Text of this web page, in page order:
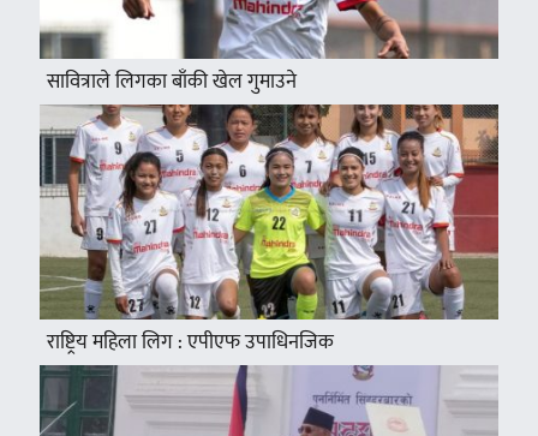
सावित्राले लिगका बाँकी खेल गुमाउने
राष्ट्रिय महिला लिग : एपीएफ उपाधिनजिक